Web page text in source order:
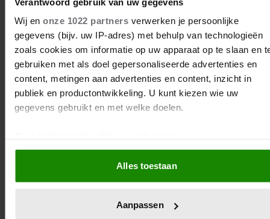
Wij en onze 1022 partnersverwerken je persoonlijke
gegevens (bijv. uw IP-adres) met behulp van technologieën
zoals cookies om informatie op uw apparaat op te slaan en
gebruiken met als doel gepersonaliseerde advertenties en
content, metingen aan advertenties en content, inzicht in
publiek en productontwikkeling. U kunt kiezen wie uw
gegevens gebruikt en met welke doelen.
Informatie verzamelen over uw geografische locatie,
die tot een paar meter nauwkeurig kan zijn
Uw apparaat identificeren door het actief te scannen
Lees meer over hoe uw persoonlijke gegevens worden
Alles toestaan
Aanpassen